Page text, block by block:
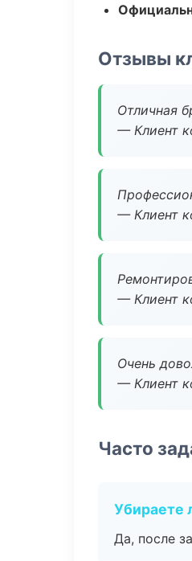
Отзывы
Отличная
— Клиент
— Клиент
— Клиент
Очень
— Клиент
Часто
Убираете
Да, после